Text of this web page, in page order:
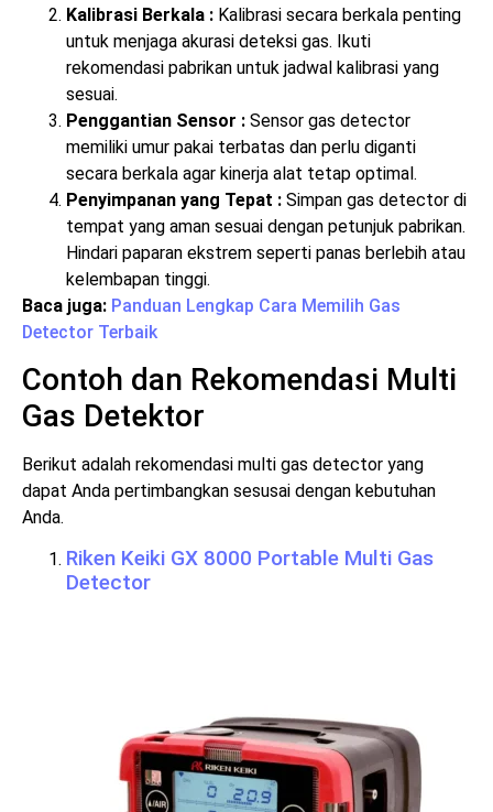
Kalibrasi Berkala : Kalibrasi secara berkala penting
untuk menjaga akurasi deteksi gas. Ikuti
rekomendasi pabrikan untuk jadwal kalibrasi yang
sesuai.
Penggantian Sensor : Sensor gas detector
memiliki umur pakai terbatas dan perlu diganti
secara berkala agar kinerja alat tetap optimal.
Penyimpanan yang Tepat : Simpan gas detector di
tempat yang aman sesuai dengan petunjuk pabrikan.
Hindari paparan ekstrem seperti panas berlebih atau
kelembapan tinggi.
Baca juga: Panduan Lengkap Cara Memilih Gas
Detector Terbaik
Contoh dan Rekomendasi Multi
Gas Detektor
Berikut adalah rekomendasi multi gas detector yang
dapat Anda pertimbangkan sesusai dengan kebutuhan
Anda.
Riken Keiki GX 8000 Portable Multi Gas
Detector